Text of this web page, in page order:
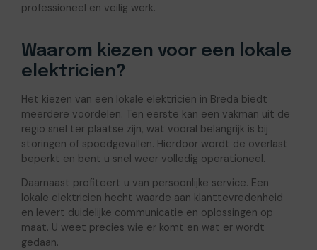
professioneel en veilig werk.
Waarom kiezen voor een lokale
elektricien?
Het kiezen van een lokale elektricien in Breda biedt
meerdere voordelen. Ten eerste kan een vakman uit de
regio snel ter plaatse zijn, wat vooral belangrijk is bij
storingen of spoedgevallen. Hierdoor wordt de overlast
beperkt en bent u snel weer volledig operationeel.
Daarnaast profiteert u van persoonlijke service. Een
lokale elektricien hecht waarde aan klanttevredenheid
en levert duidelijke communicatie en oplossingen op
maat. U weet precies wie er komt en wat er wordt
gedaan.